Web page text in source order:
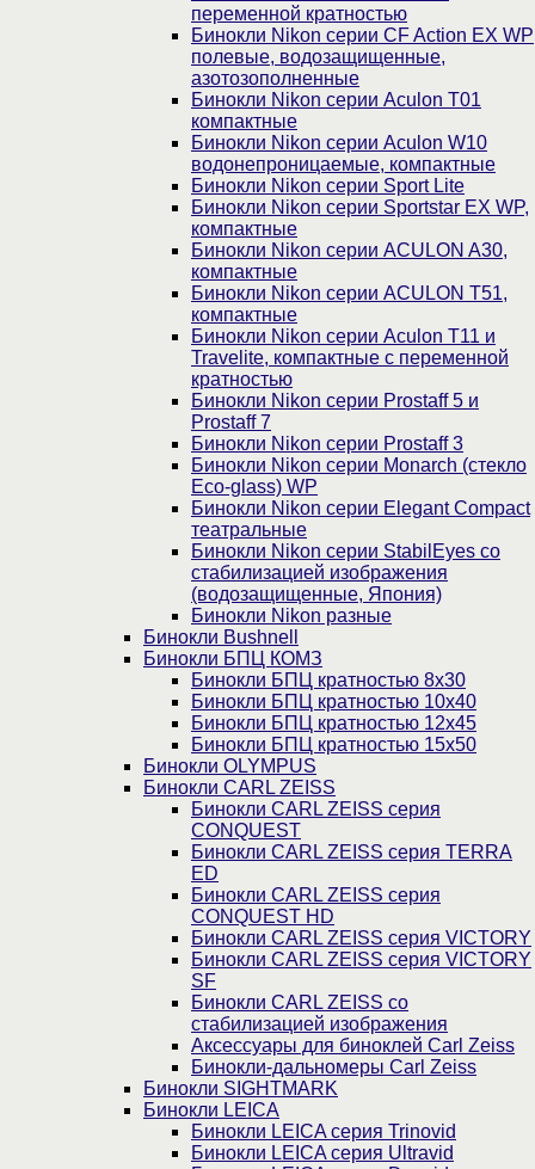
переменной кратностью
Бинокли Nikon серии СF Action EX WP
полевые, водозащищенные,
азотозополненные
Бинокли Nikon серии Aculon T01
компактные
Бинокли Nikon серии Aculon W10
водонепроницаемые, компактные
Бинокли Nikon серии Sport Lite
Бинокли Nikon серии Sportstar EX WP,
компактные
Бинокли Nikon серии ACULON A30,
компактные
Бинокли Nikon серии ACULON Т51,
компактные
Бинокли Nikon серии Aculon T11 и
Travelite, компактные с переменной
кратностью
Бинокли Nikon серии Prostaff 5 и
Prostaff 7
Бинокли Nikon серии Prostaff 3
Бинокли Nikon серии Monarch (стекло
Eco-glass) WP
Бинокли Nikon серии Elegant Compact
театральные
Бинокли Nikon серии StabilEyes со
стабилизацией изображения
(водозащищенные, Япония)
Бинокли Nikon разные
Бинокли Bushnell
Бинокли БПЦ КОМЗ
Бинокли БПЦ кратностью 8х30
Бинокли БПЦ кратностью 10х40
Бинокли БПЦ кратностью 12х45
Бинокли БПЦ кратностью 15х50
Бинокли OLYMPUS
Бинокли CARL ZEISS
Бинокли CARL ZEISS серия
CONQUEST
Бинокли CARL ZEISS серия TERRA
ED
Бинокли CARL ZEISS серия
CONQUEST HD
Бинокли CARL ZEISS серия VICTORY
Бинокли CARL ZEISS серия VICTORY
SF
Бинокли CARL ZEISS со
стабилизацией изображения
Аксессуары для биноклей Carl Zeiss
Бинокли-дальномеры Carl Zeiss
Бинокли SIGHTMARK
Бинокли LEICA
Бинокли LEICA серия Trinovid
Бинокли LEICA серия Ultravid